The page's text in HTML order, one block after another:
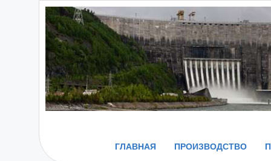
ГЛАВНАЯ ПРОИЗВОДСТВО